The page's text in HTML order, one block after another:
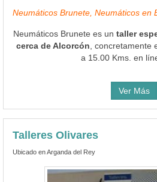
Neumáticos Brunete, Neumáticos en
Neumáticos Brunete es un taller
cerca de Alcorcón , concretamente
a 15.00 Kms. en
Ver Más
Talleres Olivares
Ubicado en Arganda del Rey